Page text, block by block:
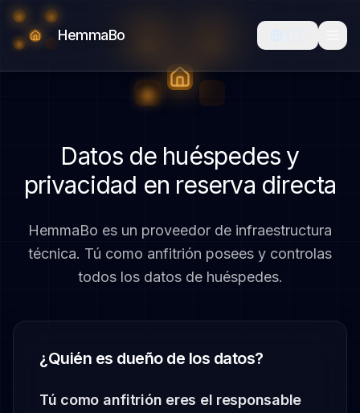
HemmaBo
Datos de huéspedes y
privacidad en reserva directa
HemmaBo es un proveedor de infraestructura
técnica. Tú como anfitrión posees y controlas
todos los datos de huéspedes.
¿Quién es dueño de los datos?
Tú como anfitrión eres el responsable